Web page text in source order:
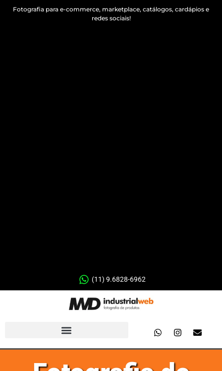
Fotografia para e-commerce, marketplace, catálogos, cardápios e
redes sociais!
(11) 9.6828-6962